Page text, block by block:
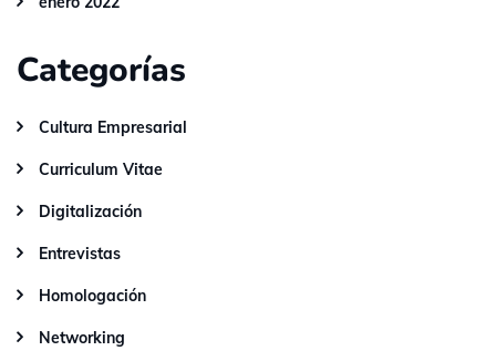
Categorías
Cultura Empresarial
Curriculum Vitae
Digitalización
Entrevistas
Homologación
Networking